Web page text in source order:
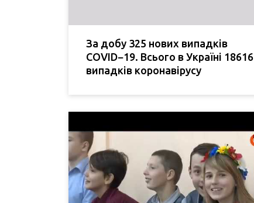
За добу 325 нових випадків
COVID−19. Всього в Україні 18616
випадків коронавірусу